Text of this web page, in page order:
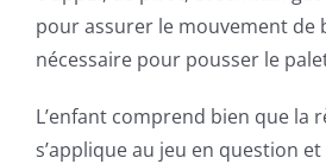
pour assurer le mouvement de
nécessaire pour pousser le
L’enfant comprend bien que la
s’applique au jeu en question